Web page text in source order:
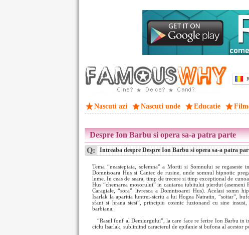
Nascuti azi Nascuti unde Educatie
Despre Ion Barbu si opera sa-a patra parte
Q: Intreaba despre Despre Ion Barbu si opera sa-a patra
Tema “neasteptata, solemna” a Mortii si Somnului se regaseste
Domnisoara Hus si Cantec de rusine, unde somnul hipnotic
lume. In ceas de seara, timp de trecere si timp exceptional de
Hus “chemarea mosorului” in cautarea iubitului pierdut (asemeni
Caragiale, “sora” livresca a Domnisoarei Hus). Acelasi somn
Isarlak la aparitia luntrei-sicriu a lui Hogea Natratin, “soitar”,
sfant si hrana siesi”, principiu cosmic fuzionand cu sine insusi,
barbiana.
“Rasul fonf al Demiurgului”, la care face referire Ion Barbu in
ciclu Isarlak, subliniind caracterul de epifanie si bufona al acestor